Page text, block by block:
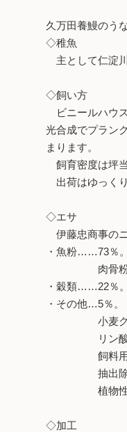
久万田養鰻のう
◇稚魚
主として仁淀
◇飼い方
ビニールハウ
光合成でプラン
まります。
飼育密度は坪
出荷はゆっく
◇エサ
伊藤忠商事の
・魚粉……73％
肉骨粉など
・穀類……22％
・その他…5％。
小麦グル
リン酸カルシ
飼料用酵母(
抽出除去し
植物性
◇加工